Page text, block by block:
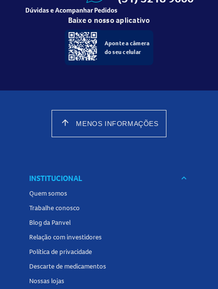
Baixe o nosso aplicativo
Aponte a câmera
do seu celular
arrow_upward MENOS INFORMAÇÕES
INSTITUCIONAL keyboard_arrow_down
Quem somos
Trabalhe conosco
Blog da Panvel
Relação com investidores
Política de privacidade
Descarte de medicamentos
Nossas lojas